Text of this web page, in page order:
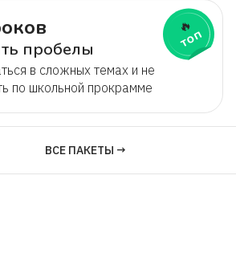
пробелы
в сложных темах и не
по школьной прокрамме
🔥
топ
ВСЕ ПАКЕТЫ →